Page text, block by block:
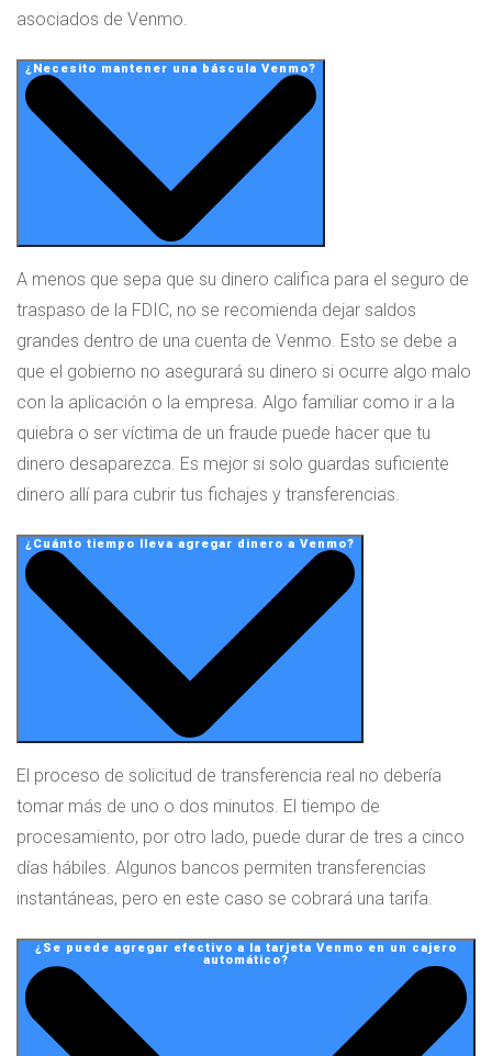
asociados de Venmo.
¿Necesito mantener una báscula Venmo?
A menos que sepa que su dinero califica para el seguro de
traspaso de la FDIC, no se recomienda dejar saldos
grandes dentro de una cuenta de Venmo. Esto se debe a
que el gobierno no asegurará su dinero si ocurre algo malo
con la aplicación o la empresa. Algo familiar como ir a la
quiebra o ser víctima de un fraude puede hacer que tu
dinero desaparezca. Es mejor si solo guardas suficiente
dinero allí para cubrir tus fichajes y transferencias.
¿Cuánto tiempo lleva agregar dinero a Venmo?
El proceso de solicitud de transferencia real no debería
tomar más de uno o dos minutos. El tiempo de
procesamiento, por otro lado, puede durar de tres a cinco
días hábiles. Algunos bancos permiten transferencias
instantáneas, pero en este caso se cobrará una tarifa.
¿Se puede agregar efectivo a la tarjeta Venmo en un cajero
automático?